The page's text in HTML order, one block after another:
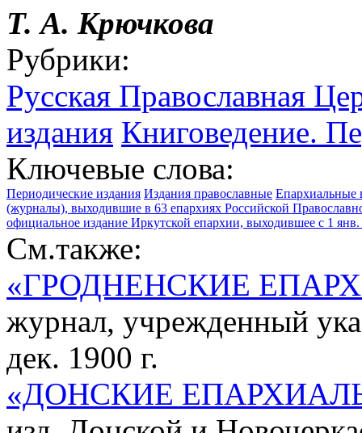
Т. А. Крючкова
Рубрики:
Русская Православная
издания Книговедение.
Ключевые слова:
Периодические издания Издания православные Епархиальные
(журналы), выходившие в 63 епархиях Российской
официальное издание Иркутской епархии, выходившее с 1 янв.
См.также:
«ГРОДНЕНСКИЕ
журнал, учрежденный
дек. 1900 г.
«ДОНСКИЕ